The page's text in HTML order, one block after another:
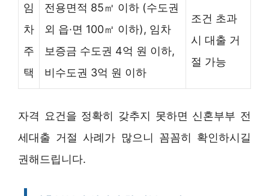
임
차
주
택
전용면적 85㎡ 이하 (수도권
외 읍·면 100㎡ 이하), 임차
보증금 수도권 4억 원 이하,
비수도권 3억 원 이하
조건 초과
시 대출 거
절 가능
자격 요건을 정확히 갖추지 못하면 신혼부부 전
세대출 거절 사례가 많으니 꼼꼼히 확인하시길
권해드립니다.